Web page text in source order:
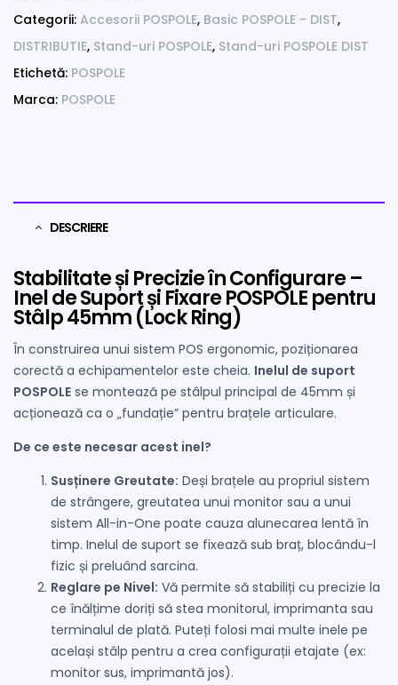
Categorii: Accesorii POSPOLE, Basic POSPOLE - DIST,
DISTRIBUTIE, Stand-uri POSPOLE, Stand-uri POSPOLE DIST
Etichetă: POSPOLE
Marca: POSPOLE
DESCRIERE
Stabilitate și Precizie în Configurare –
Inel de Suport și Fixare POSPOLE pentru
Stâlp 45mm (Lock Ring)
În construirea unui sistem POS ergonomic, poziționarea
corectă a echipamentelor este cheia. Inelul de suport
POSPOLE se montează pe stâlpul principal de 45mm și
acționează ca o „fundație” pentru brațele articulare.
De ce este necesar acest inel?
Susținere Greutate: Deși brațele au propriul sistem
de strângere, greutatea unui monitor sau a unui
sistem All-in-One poate cauza alunecarea lentă în
timp. Inelul de suport se fixează sub braț, blocându-l
fizic și preluând sarcina.
Reglare pe Nivel: Vă permite să stabiliți cu precizie la
ce înălțime doriți să stea monitorul, imprimanta sau
terminalul de plată. Puteți folosi mai multe inele pe
același stâlp pentru a crea configurații etajate (ex:
monitor sus, imprimantă jos).